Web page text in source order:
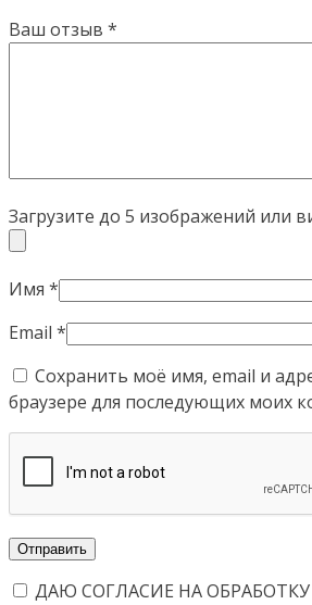
Ваш отзыв *
Загрузите до 5 изображений или
Имя *
Email *
Сохранить моё имя, email и
браузере для последующих моих
ДАЮ СОГЛАСИЕ НА